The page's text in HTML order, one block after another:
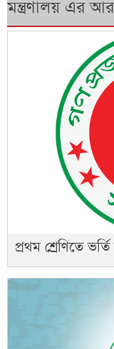
মন্ত্রণালয় এর
প্রথম শ্রেণিতে